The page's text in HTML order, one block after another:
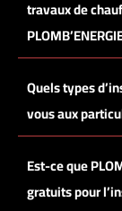
travaux de
Quels types
vous aux
Est-ce que
gratuits pour